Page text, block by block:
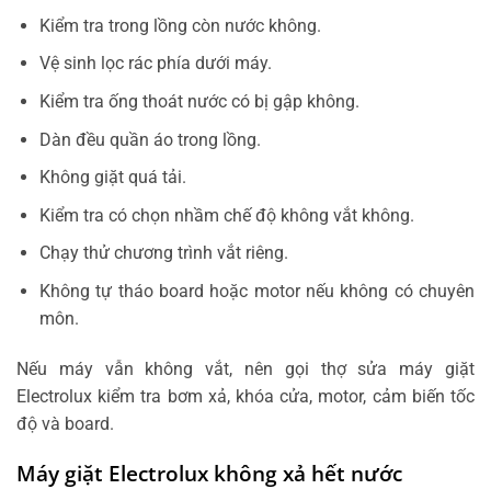
Kiểm tra trong lồng còn nước không.
Vệ sinh lọc rác phía dưới máy.
Kiểm tra ống thoát nước có bị gập không.
Dàn đều quần áo trong lồng.
Không giặt quá tải.
Kiểm tra có chọn nhầm chế độ không vắt không.
Chạy thử chương trình vắt riêng.
Không tự tháo board hoặc motor nếu không có chuyên
môn.
Nếu máy vẫn không vắt, nên gọi thợ sửa máy giặt
Electrolux kiểm tra bơm xả, khóa cửa, motor, cảm biến tốc
độ và board.
Máy giặt Electrolux không xả hết nước